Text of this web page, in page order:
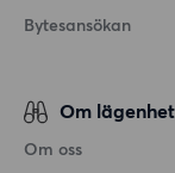
Bytesansökan
Om
Om oss